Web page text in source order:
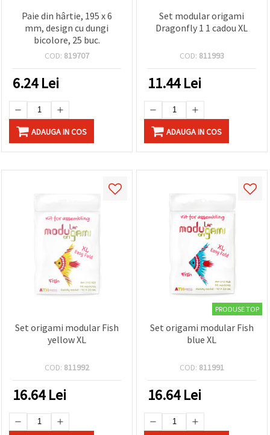
Paie din hârtie, 195 x 6
mm, design cu dungi
bicolore, 25 buc.
COD: 819707
6.24Lei
ADAUGA IN COS
Set modular origami
Dragonfly 1 1 cadou XL
COD: 811993
11.44Lei
ADAUGA IN COS
Set origami modular Fish
yellow XL
COD: 811992
16.64Lei
PRODUSE TOP
Set origami modular Fish
blue XL
COD: 811991
16.64Lei